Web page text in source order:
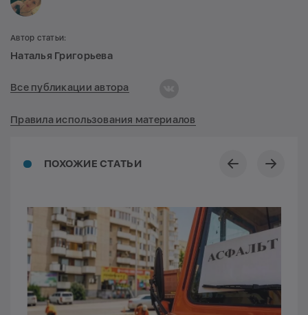
ПОХОЖИЕ СТАТЬИ
Автор статьи:
Наталья Григорьева
Все публикации автора
Правила использования материалов